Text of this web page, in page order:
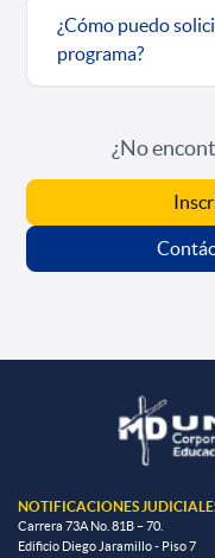
¿Cómo puedo
programa?
¿No
NOTIFICACIONES
Carrera 73A No. 81B – 70.
Edificio Diego Jaramillo - Piso 7